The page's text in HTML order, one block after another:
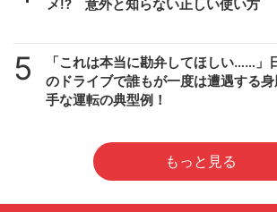
メ!? 意外と知らない正しい使い方
5
「これは本当に勘弁してほしい……」
のドライブで誰もが一度は遭遇する
手な運転の典型例！
もっと見る